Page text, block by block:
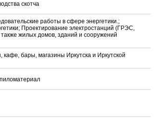
скотча
работы в сфере энергетики.;
Проектирование электростанций (ГРЭС,
жилых домов, зданий и сооружений
кафе, бары, магазины Иркутска и Иркутской